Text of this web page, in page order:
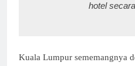
hotel
Kuala Lumpur sememangnya